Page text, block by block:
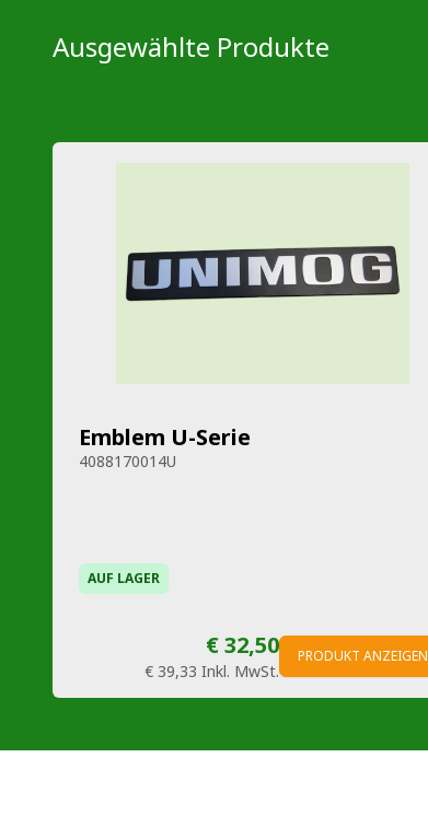
Ausgewählte Produkte
Emblem U-Serie
4088170014U
AUF LAGER
€ 32,50
€ 39,33 Inkl. MwSt.
PRODUKT ANZEIGEN